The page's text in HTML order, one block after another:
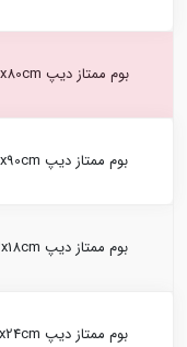
بوم ممتاز دیپ 80x80cm پیشگام
بوم ممتاز دیپ 90x90cm پیشگام
بوم ممتاز دیپ 13x18cm پیشگام
بوم ممتاز دیپ 18x24cm پیشگام